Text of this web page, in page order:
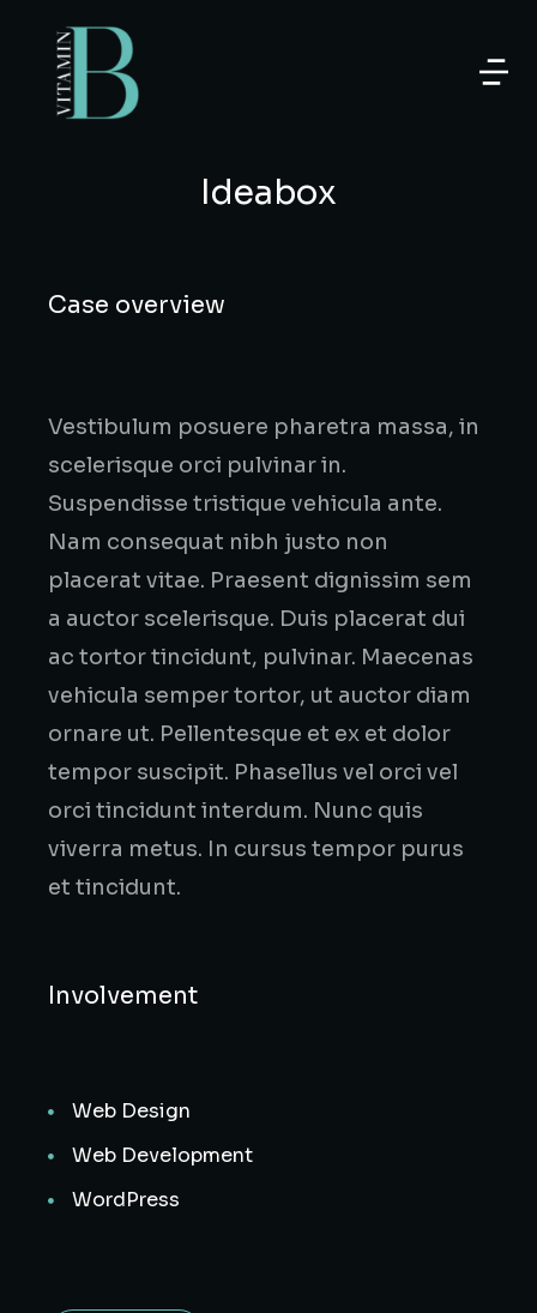
Ideabox
Case overview
Vestibulum posuere pharetra massa, in
scelerisque orci pulvinar in.
Suspendisse tristique vehicula ante.
Nam consequat nibh justo non
placerat vitae. Praesent dignissim sem
a auctor scelerisque. Duis placerat dui
ac tortor tincidunt, pulvinar. Maecenas
vehicula semper tortor, ut auctor diam
ornare ut. Pellentesque et ex et dolor
tempor suscipit. Phasellus vel orci vel
orci tincidunt interdum. Nunc quis
viverra metus. In cursus tempor purus
et tincidunt.
Involvement
Web Design
Web Development
WordPress